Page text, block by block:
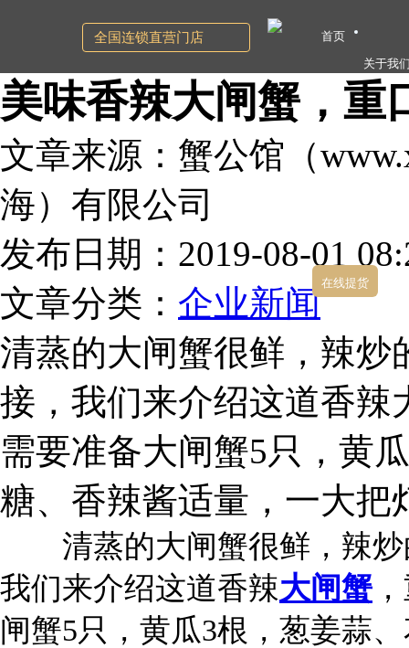
美味香辣大闸蟹，重
文章来源：蟹公馆（
海）有限公司
发布日期：2019-08-01
文章分类： 企业新闻
清蒸的大闸蟹很鲜，辣炒
接，我们来介绍这道香辣
需要准备大闸蟹5只，黄
糖、香辣酱适量，一大把
清蒸的大闸蟹很鲜，辣炒
我们来介绍这道香辣大闸蟹
闸蟹5只，黄瓜3根，葱姜蒜
全国连锁直营门店
首页
关于我
在线提货